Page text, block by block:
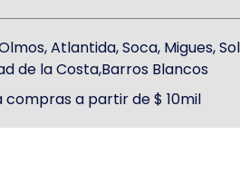
Atlantida, Soca, Migues,
de la Costa,Barros Blancos
compras a partir de $ 10mil